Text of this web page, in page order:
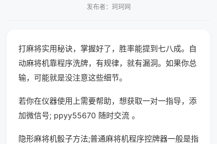
发布者：珂珂网
打麻将实用秘诀，掌握好了，胜率能提到七八成。自
动麻将机靠程序洗牌，有规律，就有漏洞。如果你总
输，可能就是没注意这些细节。
若你在仪器使用上需要帮助，想获取一对一指导，添
加微信号; ppyy55670 随时交流 。
隐形麻将机骰子方法;普通麻将机程序控牌器一般是指